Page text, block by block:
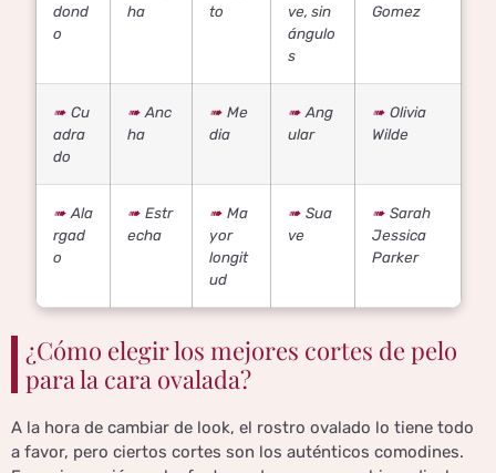
dond
o
ha
to
ve, sin
ángulo
s
Gomez
Cu
adra
do
Anc
ha
Me
dia
Ang
ular
Olivia
Wilde
Ala
rgad
o
Estr
echa
Ma
yor
longit
ud
Sua
ve
Sarah
Jessica
Parker
¿Cómo elegir los mejores cortes de pelo
para la cara ovalada?
A la hora de cambiar de look, el rostro ovalado lo tiene todo
a favor, pero ciertos cortes son los auténticos comodines.